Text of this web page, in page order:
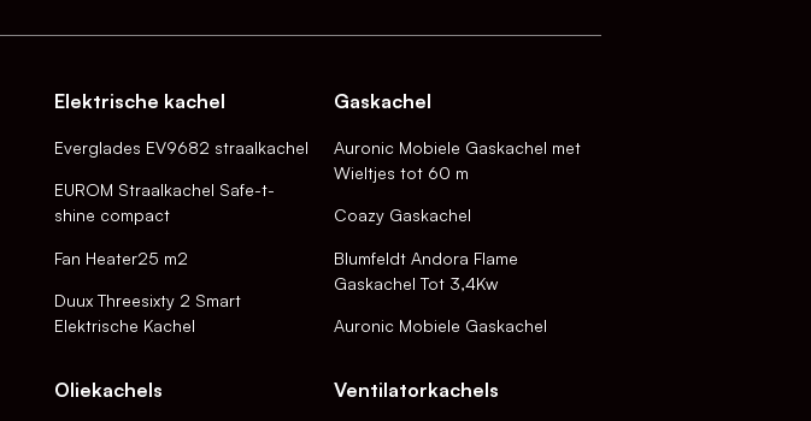
Elektrische kachel
Everglades EV9682 straalkachel
EUROM Straalkachel Safe-t-
shine compact
Fan Heater25 m2
Duux Threesixty 2 Smart
Elektrische Kachel
Oliekachels
Gaskachel
Auronic Mobiele Gaskachel met
Wieltjes tot 60 m
Coazy Gaskachel
Blumfeldt Andora Flame
Gaskachel Tot 3,4Kw
Auronic Mobiele Gaskachel
Ventilatorkachels